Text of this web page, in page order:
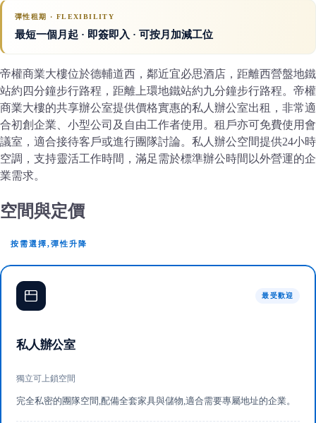
彈性租期 · FLEXIBILITY
最短一個月起 · 即簽即入 · 可按月加減工位
帝權商業大樓位於德輔道西，鄰近宜必思酒店，距離西營盤地鐵
站約四分鐘步行路程，距離上環地鐵站約九分鐘步行路程。帝權
商業大樓的共享辦公室提供價格實惠的私人辦公室出租，非常適
合初創企業、小型公司及自由工作者使用。租戶亦可免費使用會
議室，適合接待客戶或進行團隊討論。私人辦公空間提供24小時
空調，支持靈活工作時間，滿足需於標準辦公時間以外營運的企
業需求。
空間與定價
按需選擇,彈性升降
最受歡迎
私人辦公室
獨立可上鎖空間
完全私密的團隊空間,配備全套家具與儲物,適合需要專屬地址的企業。